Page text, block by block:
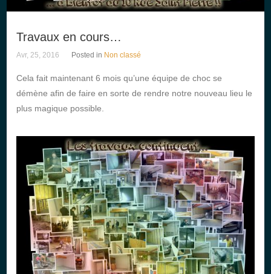
Travaux en cours…
Avr, 25, 2016 Posted in Non classé
Cela fait maintenant 6 mois qu’une équipe de choc se
démène afin de faire en sorte de rendre notre nouveau lieu le
plus magique possible.